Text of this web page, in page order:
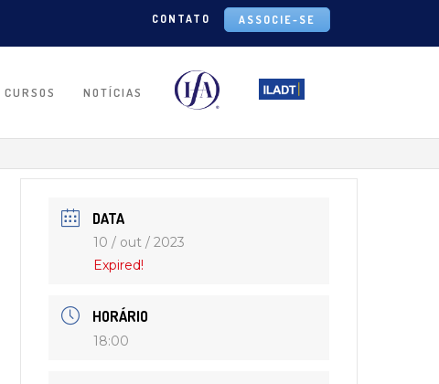
CONTATO ASSOCIE-SE
CURSOS NOTÍCIAS
DATA
10 / out / 2023
Expired!
HORÁRIO
18:00